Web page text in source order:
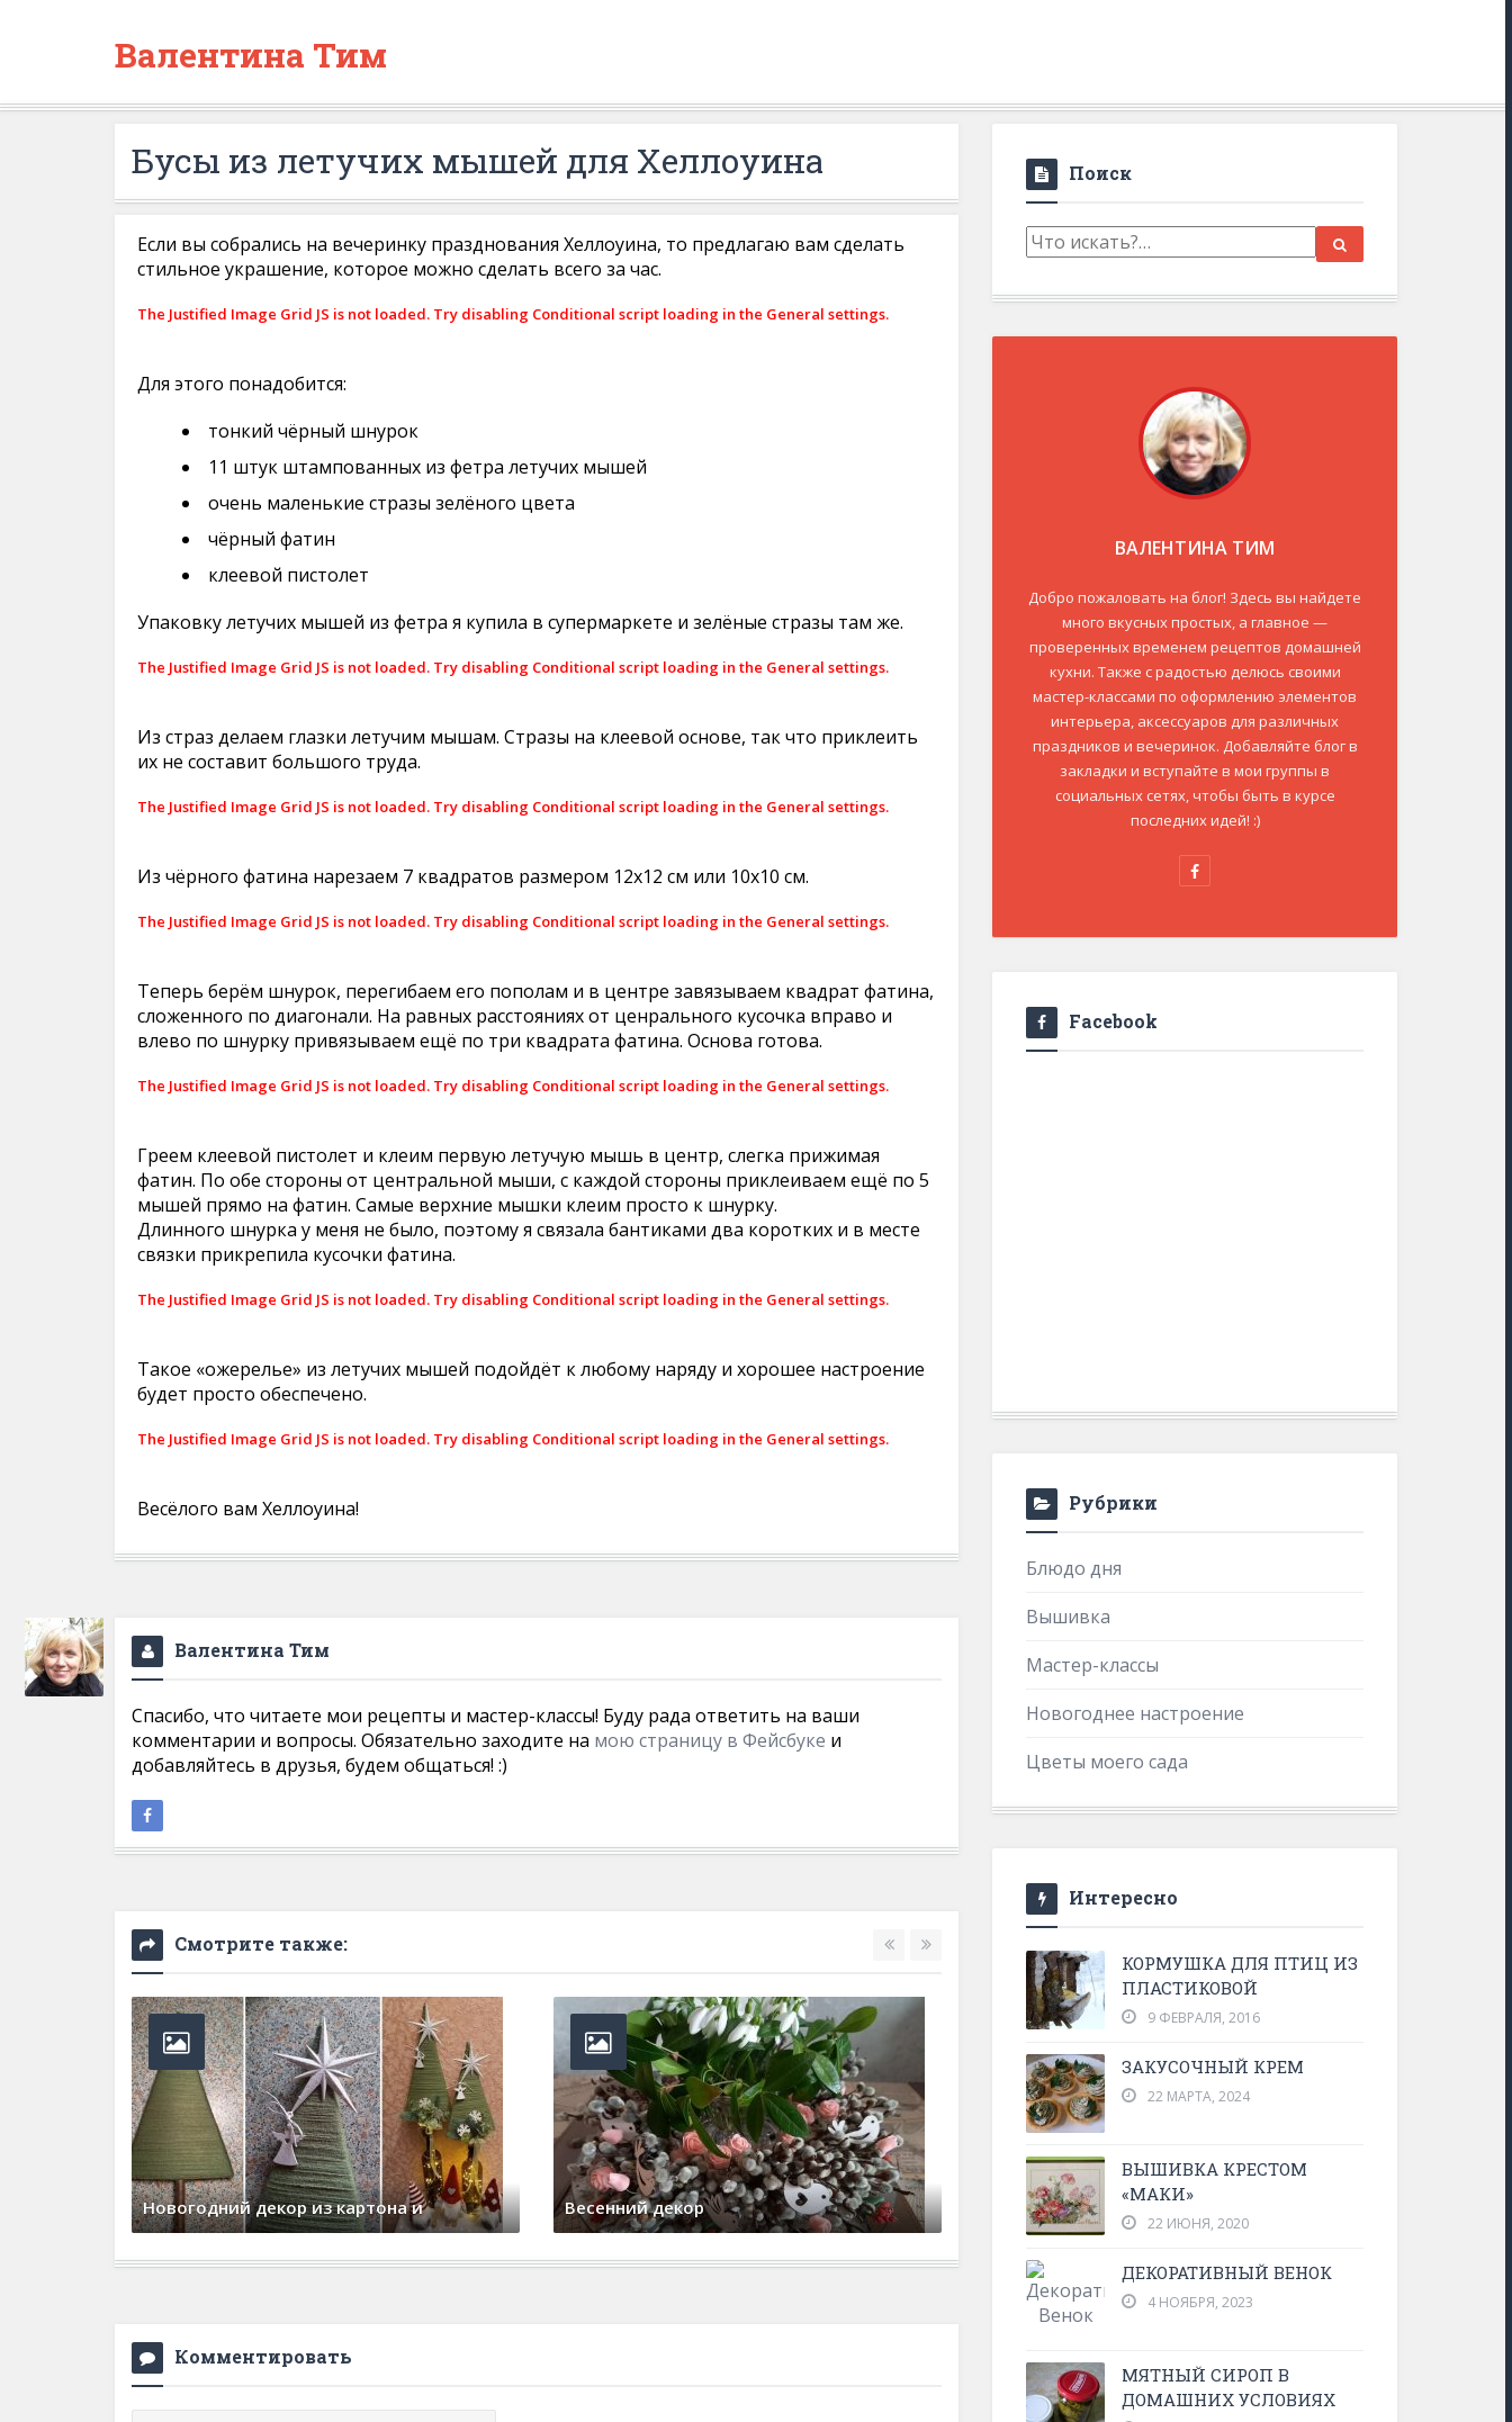
Валентина Тим
Бусы из летучих мышей для Хеллоуина
Если вы собрались на вечеринку празднования Хеллоуина, то предлагаю вам сделать
стильное украшение, которое можно сделать всего за час.
The Justified Image Grid JS is not loaded. Try disabling Conditional script loading in the General settings.
Для этого понадобится:
тонкий чёрный шнурок
11 штук штампованных из фетра летучих мышей
очень маленькие стразы зелёного цвета
чёрный фатин
клеевой пистолет
Упаковку летучих мышей из фетра я купила в супермаркете и зелёные стразы там же.
The Justified Image Grid JS is not loaded. Try disabling Conditional script loading in the General settings.
Из страз делаем глазки летучим мышам. Стразы на клеевой основе, так что приклеить
их не составит большого труда.
The Justified Image Grid JS is not loaded. Try disabling Conditional script loading in the General settings.
Из чёрного фатина нарезаем 7 квадратов размером 12х12 см или 10х10 см.
The Justified Image Grid JS is not loaded. Try disabling Conditional script loading in the General settings.
Теперь берём шнурок, перегибаем его пополам и в центре завязываем квадрат фатина,
сложенного по диагонали. На равных расстояниях от ценрального кусочка вправо и
влево по шнурку привязываем ещё по три квадрата фатина. Основа готова.
The Justified Image Grid JS is not loaded. Try disabling Conditional script loading in the General settings.
Греем клеевой пистолет и клеим первую летучую мышь в центр, слегка прижимая
фатин. По обе стороны от центральной мыши, с каждой стороны приклеиваем ещё по 5
мышей прямо на фатин. Самые верхние мышки клеим просто к шнурку.
Длинного шнурка у меня не было, поэтому я связала бантиками два коротких и в месте
связки прикрепила кусочки фатина.
The Justified Image Grid JS is not loaded. Try disabling Conditional script loading in the General settings.
Такое «ожерелье» из летучих мышей подойдёт к любому наряду и хорошее настроение
будет просто обеспечено.
The Justified Image Grid JS is not loaded. Try disabling Conditional script loading in the General settings.
Весёлого вам Хеллоуина!
Валентина Тим
Спасибо, что читаете мои рецепты и мастер-классы! Буду рада ответить на ваши
комментарии и вопросы. Обязательно заходите на мою страницу в Фейсбуке и
добавляйтесь в друзья, будем общаться! :)
Смотрите также:
Новогодний декор из картона и Весенний декор Декоративный венок из гипсофилы
Комментировать
Поиск
ВАЛЕНТИНА ТИМ
Добро пожаловать на блог! Здесь вы найдете
много вкусных простых, а главное —
проверенных временем рецептов домашней
кухни. Также с радостью делюсь своими
мастер-классами по оформлению элементов
интерьера, аксессуаров для различных
праздников и вечеринок. Добавляйте блог в
закладки и вступайте в мои группы в
социальных сетях, чтобы быть в курсе
последних идей! :)
Facebook
Рубрики
Блюдо дня
Вышивка
Мастер-классы
Новогоднее настроение
Цветы моего сада
Интересно
КОРМУШКА ДЛЯ ПТИЦ ИЗ
ПЛАСТИКОВОЙ
9 ФЕВРАЛЯ, 2016
ЗАКУСОЧНЫЙ КРЕМ
22 МАРТА, 2024
ВЫШИВКА КРЕСТОМ
«МАКИ»
22 ИЮНЯ, 2020
ДЕКОРАТИВНЫЙ ВЕНОК
4 НОЯБРЯ, 2023
МЯТНЫЙ СИРОП В
ДОМАШНИХ УСЛОВИЯХ